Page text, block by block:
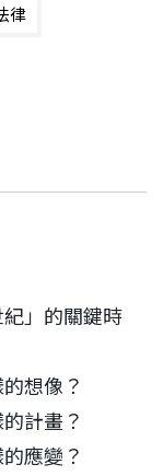
律
」的關鍵時
想像？
計畫？
應變？